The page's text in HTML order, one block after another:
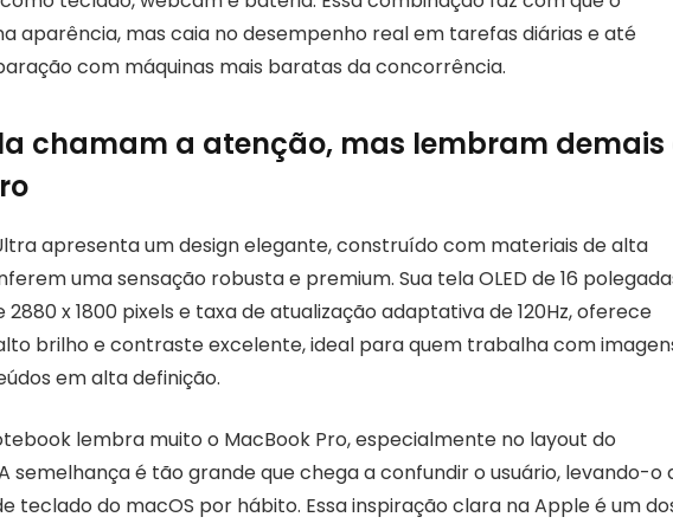
aparência, mas caia no desempenho real em tarefas diárias e até
com máquinas mais baratas da concorrência.
chamam a atenção, mas lembram demais
apresenta um design elegante, construído com materiais de alta
uma sensação robusta e premium. Sua tela OLED de 16
x 1800 pixels e taxa de atualização adaptativa de 120Hz, oferece
brilho e contraste excelente, ideal para quem trabalha com
em alta definição.
lembra muito o MacBook Pro, especialmente no layout do
semelhança é tão grande que chega a confundir o usuário, levando-o
teclado do macOS por hábito. Essa inspiração clara na Apple é um